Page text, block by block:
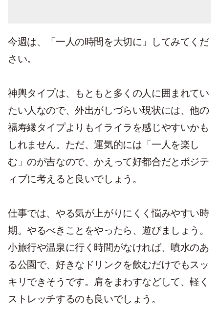
今週は、「一人の時間を大切に」してみてくだ
さい。
神輿タイプは、もともと多くの人に囲まれてい
たい人なので、外出がしづらい現状には、他の
福寿縁タイプよりもイライラを感じやすいかも
しれません。ただ、運気的には「一人を楽し
む」のが吉なので、かえって好都合だとポジテ
ィブに考えると良いでしょう。
仕事では、やる気が上がりにくく悩みやすい時
期。やるべきことをやったら、遊びましょう。
小旅行や温泉に行く時間がなければ、噴水のあ
る公園で、好きなドリンクを飲むだけでもスッ
キリできそうです。肩をまわすなどして、軽く
ストレッチするのも良いでしょう。